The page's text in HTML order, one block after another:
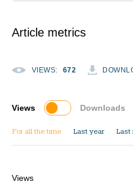
Article metrics
VIEWS: 672
For all the time Last year Last
Views Downloads
Views